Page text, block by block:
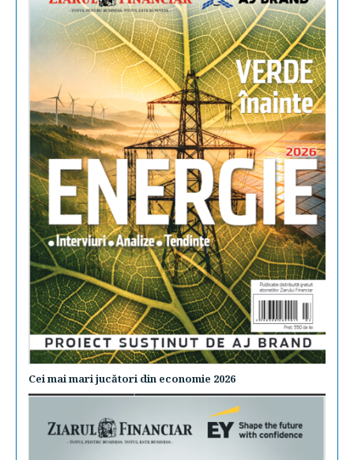
Cei mai mari jucători din economie 2026